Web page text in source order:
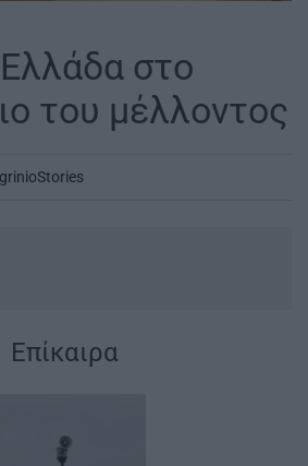
στο
του μέλλοντος
Επίκαιρα